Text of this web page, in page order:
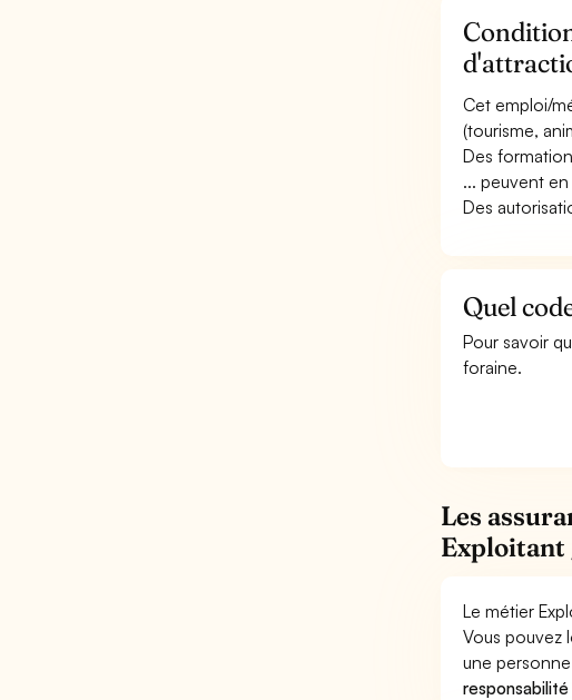
Cet emploi/
(tourisme,
Des
... peuvent
Des
Quel
Pour savoir
foraine.
Les
Le métier
Vous pouvez
une